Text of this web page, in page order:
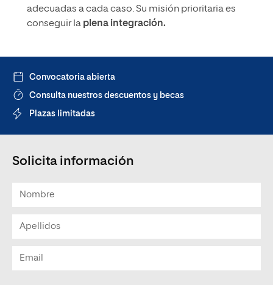
adecuadas a cada caso. Su misión prioritaria es
conseguir la plena integración.
Convocatoria abierta
Consulta nuestros descuentos y becas
Plazas limitadas
Solicita información